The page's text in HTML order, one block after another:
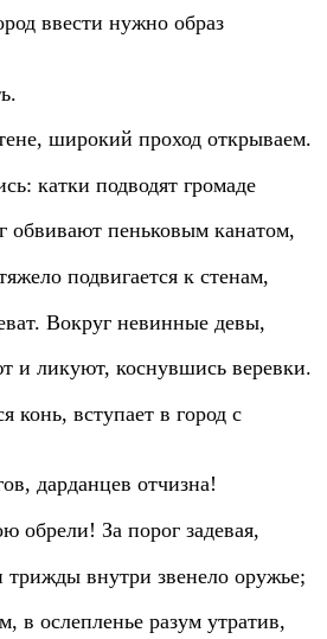
ввести нужно образ
широкий проход открываем.
катки подводят громаде
обвивают пеньковым канатом,
подвигается к стенам,
Вокруг невинные девы,
и ликуют, коснувшись веревки.
конь, вступает в город с
дарданцев отчизна!
обрели! За порог задевая,
внутри звенело оружье;
в ослепленье разум утратив,